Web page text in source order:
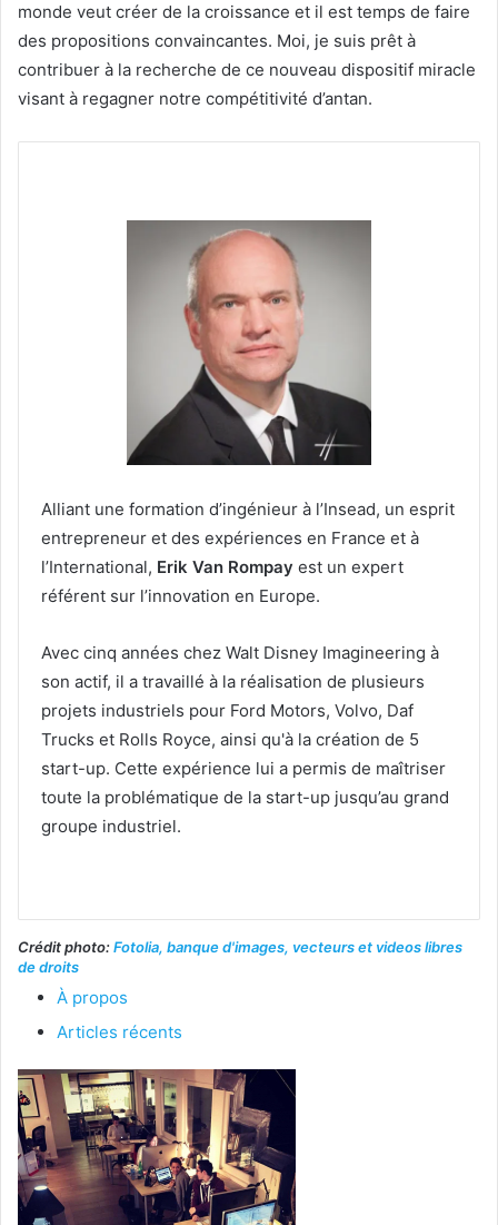
monde veut créer de la croissance et il est temps de faire
des propositions convaincantes. Moi, je suis prêt à
contribuer à la recherche de ce nouveau dispositif miracle
visant à regagner notre compétitivité d’antan.
Alliant une formation d’ingénieur à l’Insead, un esprit
entrepreneur et des expériences en France et à
l’International, Erik Van Rompay est un expert
référent sur l’innovation en Europe.
Avec cinq années chez Walt Disney Imagineering à
son actif, il a travaillé à la réalisation de plusieurs
projets industriels pour Ford Motors, Volvo, Daf
Trucks et Rolls Royce, ainsi qu'à la création de 5
start-up. Cette expérience lui a permis de maîtriser
toute la problématique de la start-up jusqu’au grand
groupe industriel.
Crédit photo:Fotolia, banque d'images, vecteurs et videos libres
de droits
À propos
Articles récents